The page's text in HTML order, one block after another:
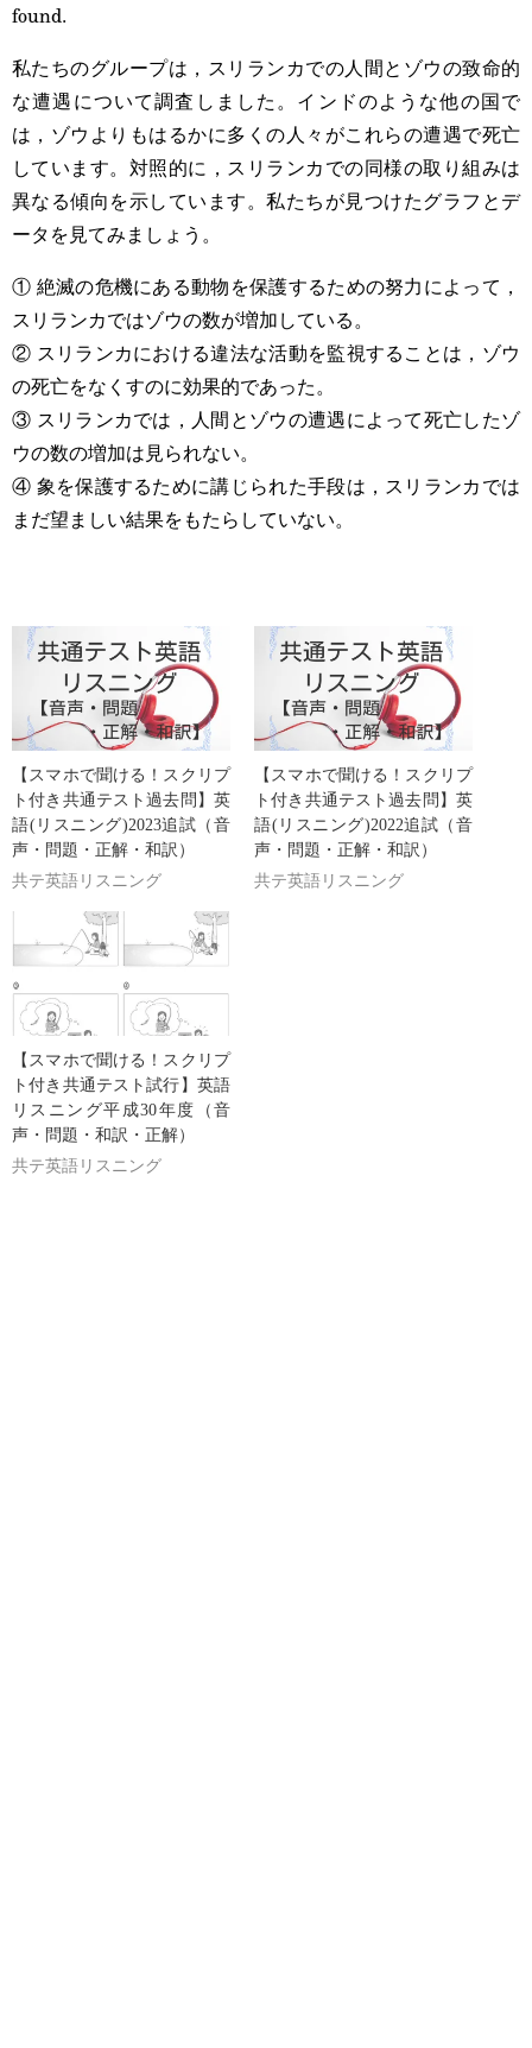
found.
私たちのグループは，スリランカでの人間とゾウの致命的
な遭遇について調査しました。インドのような他の国で
は，ゾウよりもはるかに多くの人々がこれらの遭遇で死亡
しています。対照的に，スリランカでの同様の取り組みは
異なる傾向を示しています。私たちが見つけたグラフとデ
ータを見てみましょう。
① 絶滅の危機にある動物を保護するための努力によって，
スリランカではゾウの数が増加している。
② スリランカにおける違法な活動を監視することは，ゾウ
の死亡をなくすのに効果的であった。
③ スリランカでは，人間とゾウの遭遇によって死亡したゾ
ウの数の増加は見られない。
④ 象を保護するために講じられた手段は，スリランカでは
まだ望ましい結果をもたらしていない。
【スマホで聞ける！スクリプ
ト付き共通テスト過去問】英
語(リスニング)2023追試（音
声・問題・正解・和訳）
共テ英語リスニング
【スマホで聞ける！スクリプ
ト付き共通テスト過去問】英
語(リスニング)2022追試（音
声・問題・正解・和訳）
共テ英語リスニング
【スマホで聞ける！スクリプ
ト付き共通テスト試行】英語
リスニング平成30年度（音
声・問題・和訳・正解）
共テ英語リスニング